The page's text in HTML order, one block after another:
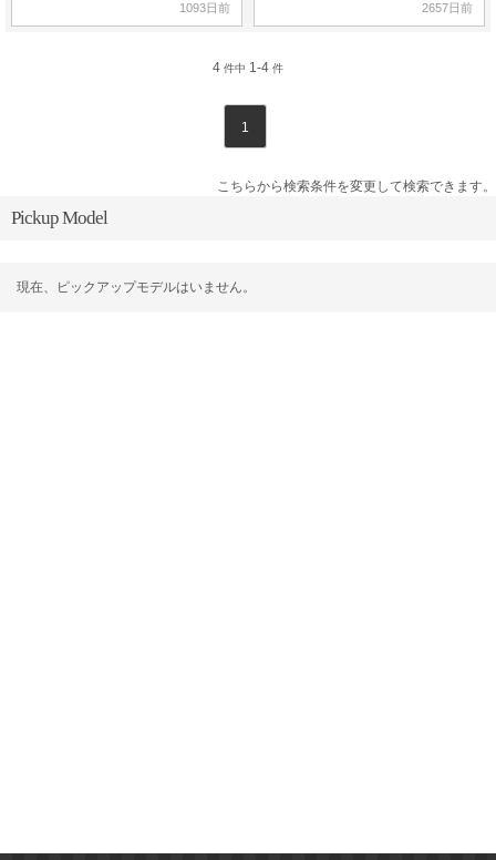
1093日前
2657日前
4 件中 1-4 件
1
こちらから検索条件を変更して検索できます。
Pickup Model
現在、ピックアップモデルはいません。